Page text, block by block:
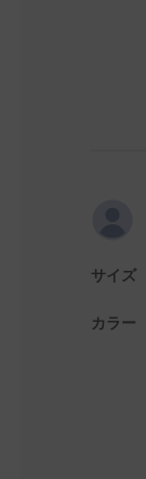
サイズ
カラー